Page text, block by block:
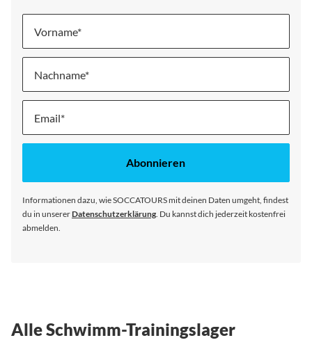
Vorname
Nachname
Melde
für
Abonnieren
Informationen dazu, wie SOCCATOURS mit deinen Daten umgeht, findest
du in unsererDatenschutzerklärung. Du kannst dich jederzeit kostenfrei
abmelden.
Alle Schwimm-Trainingslager